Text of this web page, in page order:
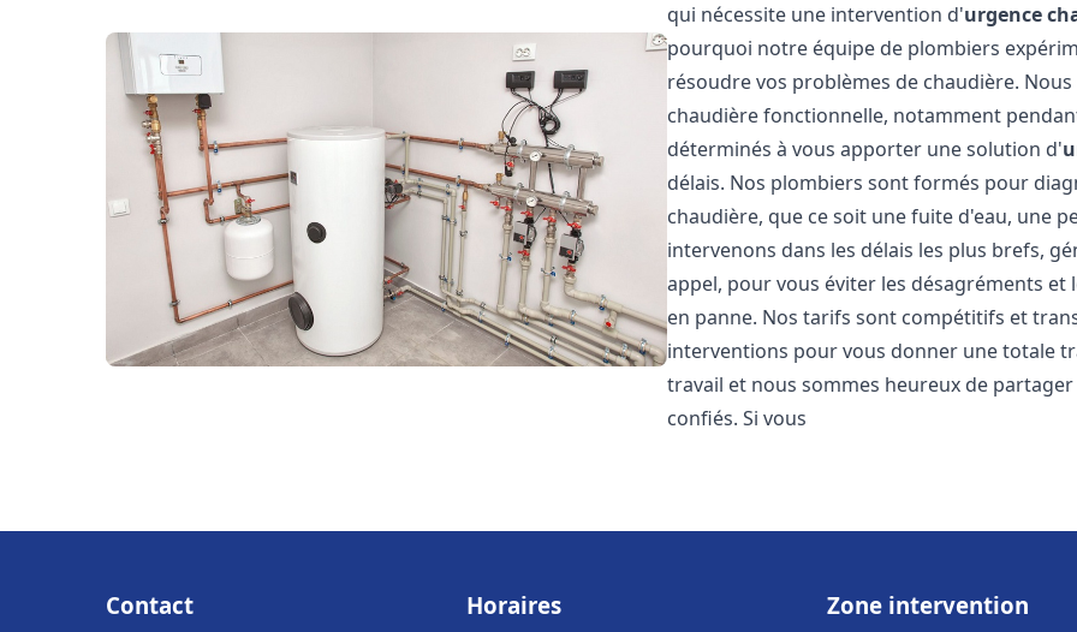
qui nécessite une intervention d'urgence
pourquoi notre équipe de plombiers
résoudre vos problèmes de chaudière.
chaudière fonctionnelle, notamment
déterminés à vous apporter une solution d'
délais. Nos plombiers sont formés pour
chaudière, que ce soit une fuite d'eau, une
intervenons dans les délais les plus brefs,
appel, pour vous éviter les désagréments
en panne. Nos tarifs sont compétitifs et
interventions pour vous donner une totale
travail et nous sommes heureux de
confiés. Si vous
Contact Horaires Zone intervention